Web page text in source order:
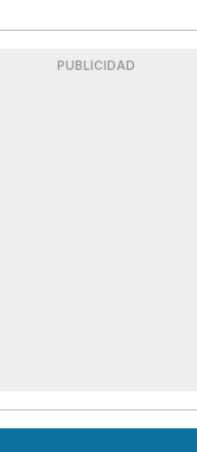
PUBLICIDAD